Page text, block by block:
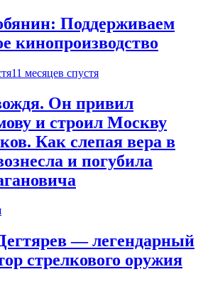
Поддерживаем
кинопроизводство
11 месяцев спустя
Он привил
и строил Москву
Как слепая вера в
и погубила
— легендарный
стрелкового оружия